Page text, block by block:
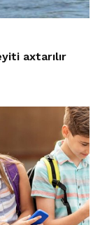
axtarılır